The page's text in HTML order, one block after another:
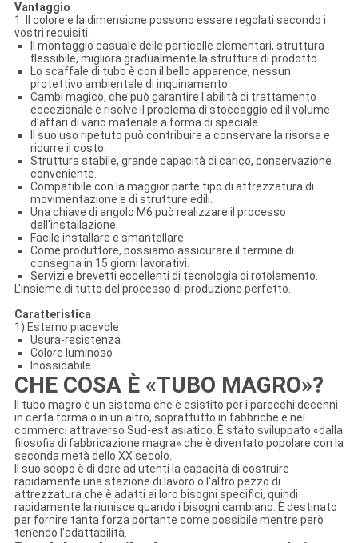
Vantaggio
1. Il colore e la dimensione possono essere regolati secondo i
vostri requisiti.
Il montaggio casuale delle particelle elementari, struttura
flessibile, migliora gradualmente la struttura di prodotto.
Lo scaffale di tubo è con il bello apparence, nessun
protettivo ambientale di inquinamento.
Cambi magico, che può garantire l'abilità di trattamento
eccezionale e risolve il problema di stoccaggio ed il volume
d'affari di vario materiale a forma di speciale.
Il suo uso ripetuto può contribuire a conservare la risorsa e
ridurre il costo.
Struttura stabile, grande capacità di carico, conservazione
conveniente.
Compatibile con la maggior parte tipo di attrezzatura di
movimentazione e di strutture edili.
Una chiave di angolo M6 può realizzare il processo
dell'installazione.
Facile installare e smantellare.
Come produttore, possiamo assicurare il termine di
consegna in 15 giorni lavorativi.
Servizi e brevetti eccellenti di tecnologia di rotolamento.
L'insieme di tutto del processo di produzione perfetto.
Caratteristica
1) Esterno piacevole
Usura-resistenza
Colore luminoso
Inossidabile
CHE COSA È «TUBO MAGRO»?
Il tubo magro è un sistema che è esistito per i parecchi decenni
in certa forma o in un altro, soprattutto in fabbriche e nei
commerci attraverso Sud-est asiatico. È stato sviluppato «dalla
filosofia di fabbricazione magra» che è diventato popolare con la
seconda metà dello XX secolo.
Il suo scopo è di dare ad utenti la capacità di costruire
rapidamente una stazione di lavoro o l'altro pezzo di
attrezzatura che è adatti ai loro bisogni specifici, quindi
rapidamente la riunisce quando i bisogni cambiano. È destinato
per fornire tanta forza portante come possibile mentre però
tenendo l'adattabilità.